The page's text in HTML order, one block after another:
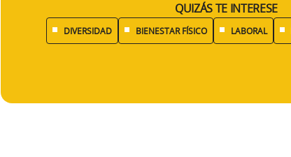
QUIZÁS TE INTERESE
DIVERSIDAD BIENESTAR FÍSICO LABORAL